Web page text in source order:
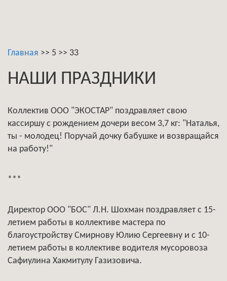
Главная >> 5 >> 33
НАШИ ПРАЗДНИКИ
Коллектив ООО "ЭКОСТАР" поздравляет свою
кассиршу с рождением дочери весом 3,7 кг: "Наталья,
ты - молодец! Поручай дочку бабушке и возвращайся
на работу!"
***
Директор ООО "БОС" Л.Н. Шохман поздравляет с 15-
летием работы в коллективе мастера по
благоустройству Смирнову Юлию Сергеевну и с 10-
летием работы в коллективе водителя мусоровоза
Сафиулина Хакмитулу Газизовича.